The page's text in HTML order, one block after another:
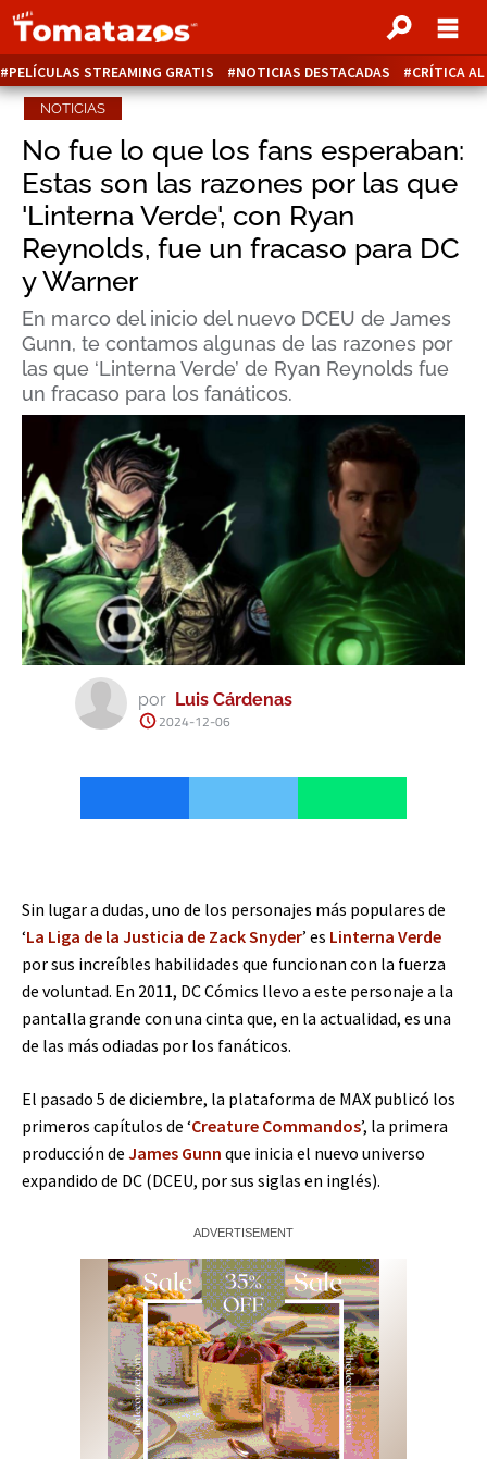
PELÍCULAS STREAMING GRATIS NOTICIAS DESTACADAS CRÍTICA
NOTICIAS
No fue lo que los fans esperaban:
Estas son las razones por las que
'Linterna Verde', con Ryan
Reynolds, fue un fracaso para DC
y Warner
En marco del inicio del nuevo DCEU de James
Gunn, te contamos algunas de las razones por
las que ‘Linterna Verde’ de Ryan Reynolds fue
un fracaso para los fanáticos.
por Luis Cárdenas
2024-12-06
Sin lugar a dudas, uno de los personajes más populares de
‘La Liga de la Justicia de Zack Snyder’ es Linterna Verde
por sus increíbles habilidades que funcionan con la fuerza
de voluntad. En 2011, DC Cómics llevo a este personaje a la
pantalla grande con una cinta que, en la actualidad, es una
de las más odiadas por los fanáticos.
El pasado 5 de diciembre, la plataforma de MAX publicó los
primeros capítulos de ‘Creature Commandos’, la primera
producción de James Gunn que inicia el nuevo universo
expandido de DC (DCEU, por sus siglas en inglés).